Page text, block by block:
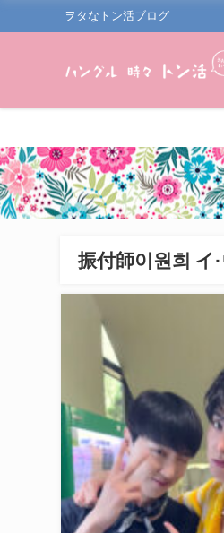
ヲタなトン活ブログ
振付師이원희 イ